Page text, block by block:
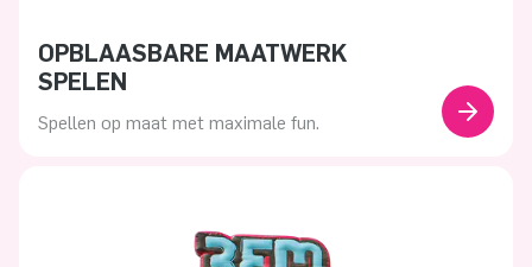
OPBLAASBARE MAATWERK
SPELEN
Spellen op maat met maximale fun.